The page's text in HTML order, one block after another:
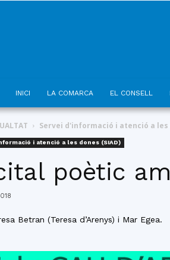
INICI LA COMARCA EL CONSELL
Servei d'informació i atenció a les
i atenció a les dones (SIAD)
poètic
Betran (Teresa d’Arenys) i Mar Egea.